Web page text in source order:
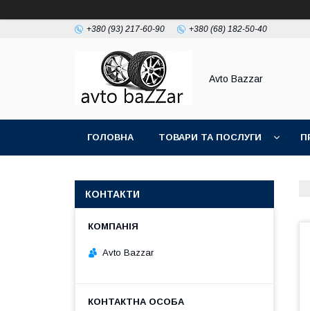
+380 (93) 217-60-90 +380 (68) 182-50-40
Avto Bazzar
ГОЛОВНА ТОВАРИ ТА ПОСЛУГИ
КОНТАКТИ
Avto Bazzar